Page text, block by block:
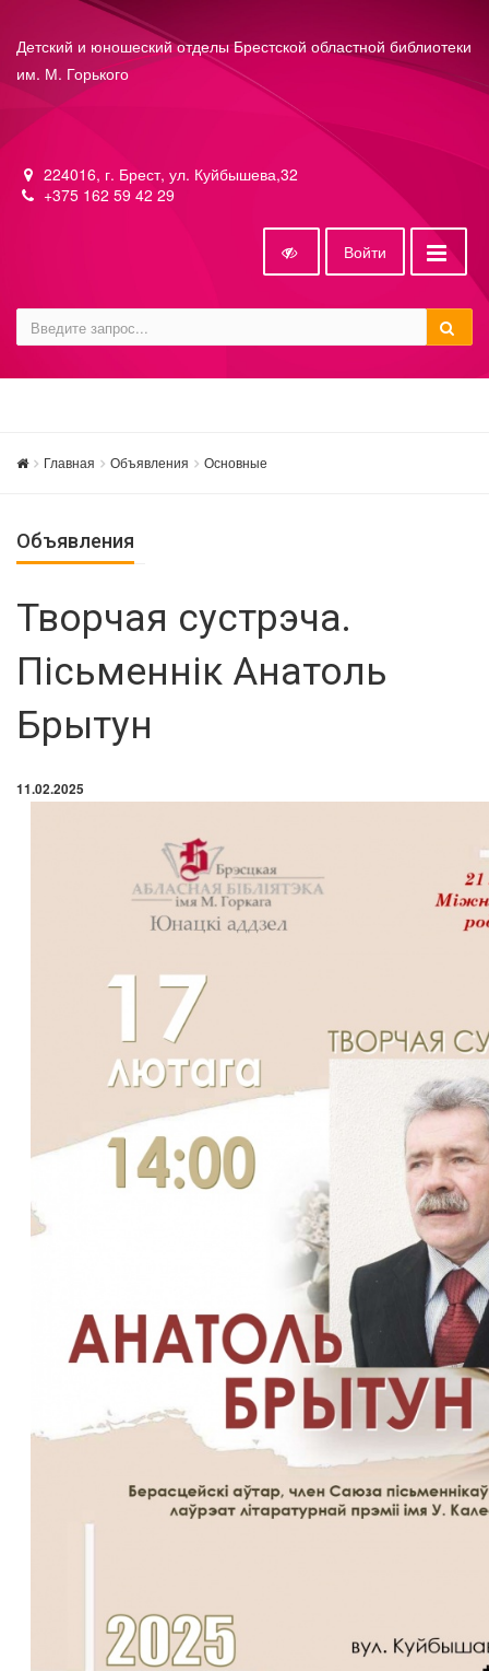
Детский и юношеский отделы Брестской областной библиотеки
им. М. Горького
224016, г. Брест, ул. Куйбышева,32
+375 162 59 42 29
Войти
Главная Объявления Основные
Объявления
Творчая сустрэча.
Пісьменнік Анатоль
Брытун
11.02.2025